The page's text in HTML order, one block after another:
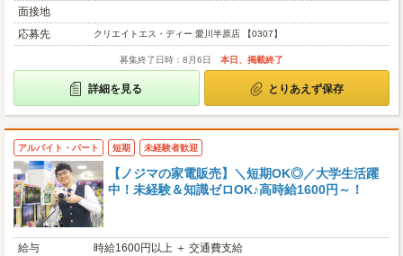
面接地
応募先
クリエイトエス・ディー 愛川半原店 【0307】
募集終了日時：8月6日 本日、掲載終了
詳細を見る とりあえず保存
アルバイト・パート 短期 未経験者歓迎
【ノジマの家電販売】＼短期OK◎／大学生活躍
中！未経験＆知識ゼロOK♪高時給1600円～！
給与
時給1600円以上 ＋ 交通費支給